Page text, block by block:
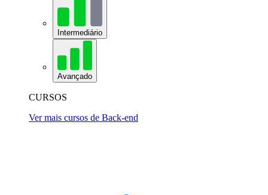
Intermediário
Avançado
CURSOS
Ver mais cursos de Back-end